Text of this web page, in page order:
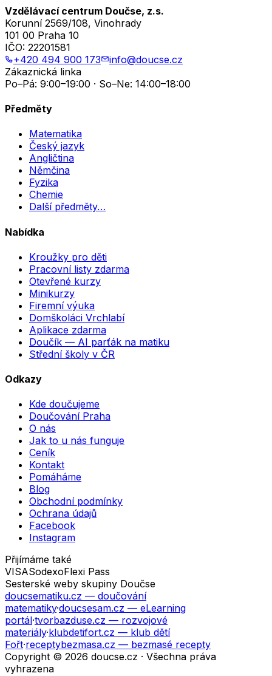
Vzdělávací centrum Doučse, z.s.
Korunní 2569/108, Vinohrady
101 00 Praha 10
IČO: 22201581
+420 494 900 173
info@doucse.cz
Zákaznická linka
Po–Pá: 9:00–19:00 · So–Ne: 14:00–18:00
Předměty
Matematika
Český jazyk
Angličtina
Němčina
Fyzika
Chemie
Další předměty…
Nabídka
Kroužky pro děti
Pracovní listy zdarma
Otevřené kurzy
Minikurzy
Firemní výuka
Domškoláci Vrchlabí
Aplikace zdarma
Doučík — AI parťák na matiku
Střední školy v ČR
Odkazy
Kde doučujeme
Doučování Praha
O nás
Jak to u nás funguje
Ceník
Kontakt
Pomáháme
Blog
Obchodní podmínky
Ochrana údajů
Facebook
Instagram
Přijímáme také
VISASodexoFlexi Pass
Sesterské weby skupiny Doučse
doucsematiku.cz — doučování
matematiky·doucsesam.cz — eLearning
portál·tvorbazduse.cz — rozvojové
materiály·klubdetifort.cz — klub dětí
Fořt·receptybezmasa.cz — bezmasé recepty
Copyright © 2026 doucse.cz · Všechna práva
vyhrazena